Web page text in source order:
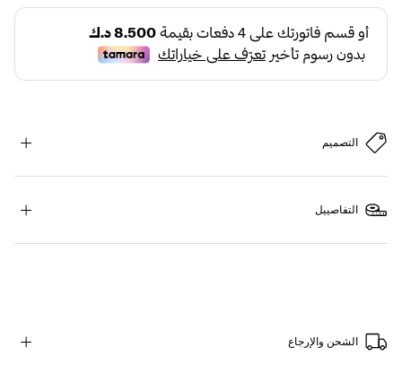
التصميم
التفاصييل
الشحن والإرجاع